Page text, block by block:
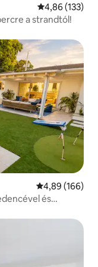
Átlagos
4,86 (133)
a strandtól!
Átlagos
4,89 (166)
és